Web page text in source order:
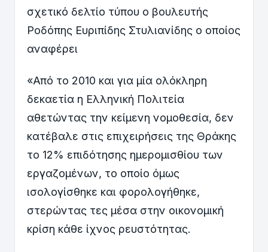
σχετικό δελτίο τύπου ο βουλευτής
Ροδόπης Ευριπίδης Στυλιανίδης ο οποίος
αναφέρει
«Από το 2010 και για μία ολόκληρη
δεκαετία η Ελληνική Πολιτεία
αθετώντας την κείμενη νομοθεσία, δεν
κατέβαλε στις επιχειρήσεις της Θράκης
το 12% επιδότησης ημερομισθίου των
εργαζομένων, το οποίο όμως
ισολογίσθηκε και φορολογήθηκε,
στερώντας τες μέσα στην οικονομική
κρίση κάθε ίχνος ρευστότητας.